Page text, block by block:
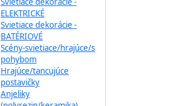
ELEKTRICKÉ
Svietiace dekorácie -
BATÉRIOVÉ
Scény-svietiace/hrajúce/s
pohybom
Hrajúce/tancujúce
postavičky
Anjeliky